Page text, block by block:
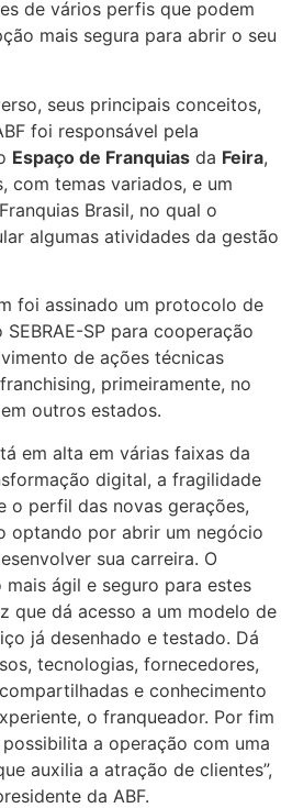
de vários perfis que podem
mais segura para abrir o seu
seus principais conceitos,
foi responsável pela
Espaço de Franquias da Feira,
com temas variados, e um
Brasil, no qual o
algumas atividades da gestão
foi assinado um protocolo de
SP para cooperação
de ações técnicas
primeiramente, no
outros estados.
em alta em várias faixas da
digital, a fragilidade
o perfil das novas gerações,
optando por abrir um negócio
sua carreira. O
ágil e seguro para estes
que dá acesso a um modelo de
já desenhado e testado. Dá
tecnologias, fornecedores,
e conhecimento
o franqueador. Por fim
a operação com uma
auxilia a atração de clientes”,
da ABF.